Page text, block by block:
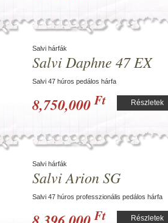
Salvi hárfák
Salvi Daphne 47 EX
Salvi 47 húros pedálos hárfa
8,750,000Ft Részletek
Salvi hárfák
Salvi Arion SG
Salvi 47 húros professzionális pedálos hárfa
Ft Részletek